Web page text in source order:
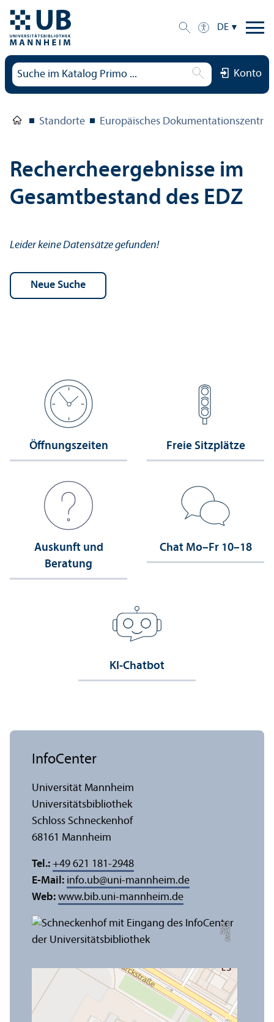
DE
Konto
Standorte Europäisches
Rechercheergebnisse im
Gesamtbestand des EDZ
Leider keine Datensätze gefunden!
Öffnungs­zeiten Freie Sitzplätze
Auskunft und
Beratung
Chat Mo–Fr 10–18
KI-Chatbot
Bil
d:
A
n
n
a
L
o
g
u
e
InfoCenter
Universität Mannheim
Universitäts­bibliothek
Schloss Schneckenhof
68161 Mannheim
Tel.: +49 621 181-2948
E-Mail: info.ub@uni-mannheim.de
Web: www.bib.uni-mannheim.de